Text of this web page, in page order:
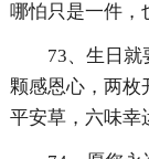
哪怕只是一件，
73、生日
颗感恩心，两枚
平安草，六味幸